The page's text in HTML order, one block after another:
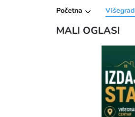
Početna Višegrad
MALI OGLASI